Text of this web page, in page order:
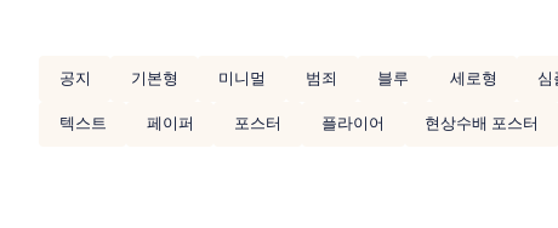
공지 기본형 미니멀 범죄 블루 세로형 심
텍스트
페이퍼 포스터 플라이어 현상수배 포스터